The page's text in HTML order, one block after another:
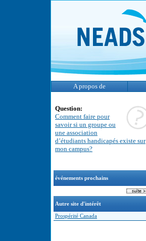
A propos de
Question:
Comment faire pour
savoir si un groupe ou
une association
d’étudiants handicapés existe sur
mon campus?
événements prochains
Autre site d'intérêt
Prospérité Canada